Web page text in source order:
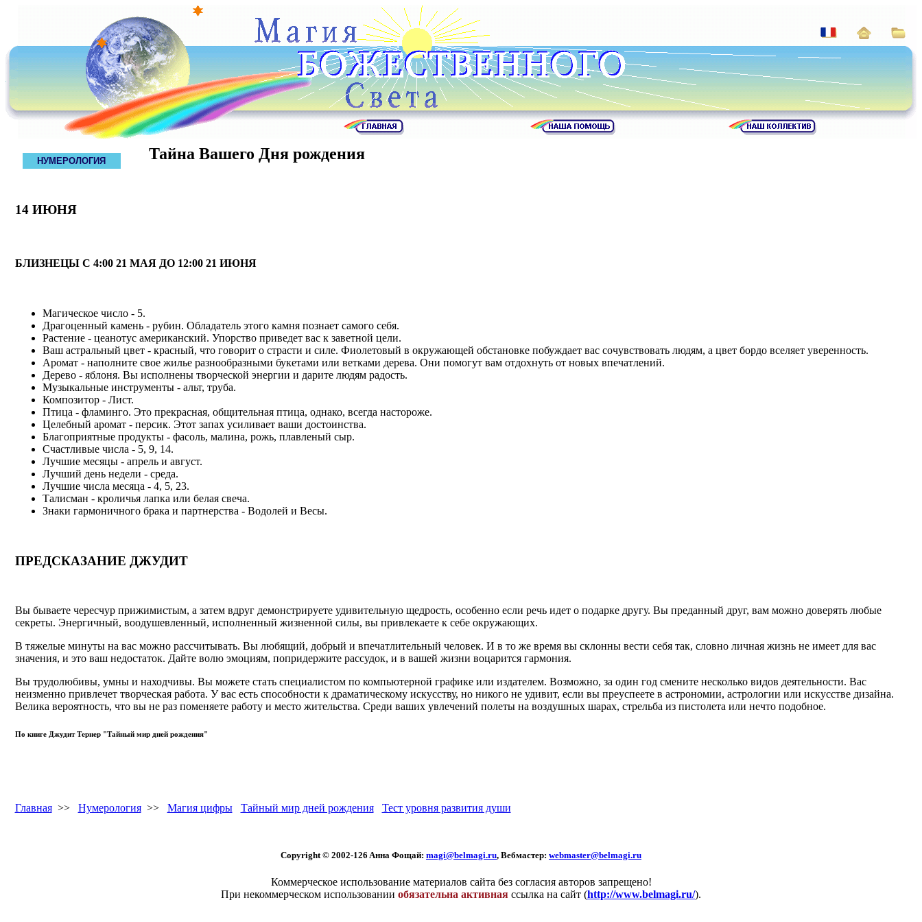
НУМЕРОЛОГИЯ Тайна Вашего Дня рождения
14 ИЮНЯ
БЛИЗНЕЦЫ С 4:00 21 МАЯ ДО 12:00 21 ИЮНЯ
Магическое число - 5.
Драгоценный камень - рубин. Обладатель этого камня познает самого себя.
Растение - цеанотус американский. Упорство приведет вас к заветной цели.
Ваш астральный цвет - красный, что говорит о страсти и силе. Фиолетовый в окружающей обстановке побуждает вас сочувствовать людям, а цвет бордо вселяет уверенность.
Аромат - наполните свое жилье разнообразными букетами или ветками дерева. Они помогут вам отдохнуть от новых впечатлений.
Дерево - яблоня. Вы исполнены творческой энергии и дарите людям радость.
Музыкальные инструменты - альт, труба.
Композитор - Лист.
Птица - фламинго. Это прекрасная, общительная птица, однако, всегда настороже.
Целебный аромат - персик. Этот запах усиливает ваши достоинства.
Благоприятные продукты - фасоль, малина, рожь, плавленый сыр.
Счастливые числа - 5, 9, 14.
Лучшие месяцы - апрель и август.
Лучший день недели - среда.
Лучшие числа месяца - 4, 5, 23.
Талисман - кроличья лапка или белая свеча.
Знаки гармоничного брака и партнерства - Водолей и Весы.
ПРЕДСКАЗАНИЕ ДЖУДИТ
Вы бываете чересчур прижимистым, а затем вдруг демонстрируете удивительную щедрость, особенно если речь идет о подарке другу. Вы преданный друг, вам можно доверять любые
секреты. Энергичный, воодушевленный, исполненный жизненной силы, вы привлекаете к себе окружающих.
В тяжелые минуты на вас можно рассчитывать. Вы любящий, добрый и впечатлительный человек. И в то же время вы склонны вести себя так, словно личная жизнь не имеет для вас
значения, и это ваш недостаток. Дайте волю эмоциям, попридержите рассудок, и в вашей жизни воцарится гармония.
Вы трудолюбивы, умны и находчивы. Вы можете стать специалистом по компьютерной графике или издателем. Возможно, за один год смените несколько видов деятельности. Вас
неизменно привлечет творческая работа. У вас есть способности к драматическому искусству, но никого не удивит, если вы преуспеете в астрономии, астрологии или искусстве дизайна.
Велика вероятность, что вы не раз поменяете работу и место жительства. Среди ваших увлечений полеты на воздушных шарах, стрельба из пистолета или нечто подобное.
По книге Джудит Тернер "Тайный мир дней рождения"
Главная>> Нумерология>> Магия цифры Тайный мир дней рождения Тест уровня развития души
Copyright © 2002-126 Aннa Фoщaй: magi@belmagi.ru, Вебмастер: webmaster@belmagi.ru
Коммерческое использование материалов сайта без согласия авторов запрещено!
При некоммерческом использовании обязательна активная ссылка на сайт (http://www.belmagi.ru/).